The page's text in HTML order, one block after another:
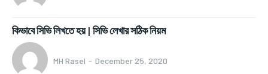
কিভাবে সিভি লিখতে হয় | সিভি লেখার সঠিক নিয়ম
MH Rasel - December 25, 2020